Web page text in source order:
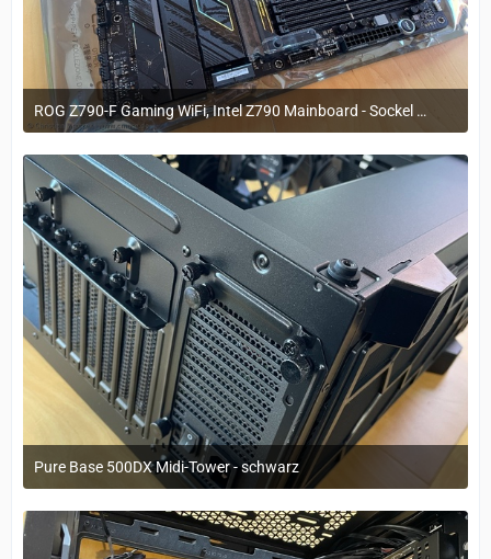
ROG Z790-F Gaming WiFi, Intel Z790 Mainboard - Sockel 1700, DDR5
29. März 2023 um 11:20
Pure Base 500DX Midi-Tower - schwarz
29. März 2023 um 11:20